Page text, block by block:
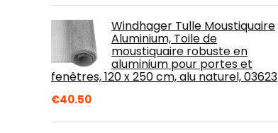
Windhager Tulle Moustiquaire
Aluminium, Toile de
moustiquaire robuste en
aluminium pour portes et
fenêtres, 120 x 250 cm, alu naturel, 03623
€40.50